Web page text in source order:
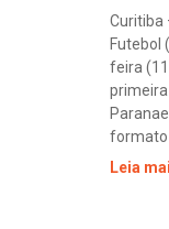
Curitiba
Futebol
feira
formato
Leia